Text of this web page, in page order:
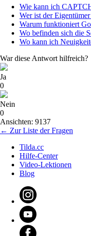
Wie kann ich
Wer ist der
Warum funktioniert
Wo befinden sich die
Wo kann ich
War diese Antwort hilfreich?
Ja
0
Nein
0
Ansichten: 9137
← Zur Liste der Fragen
Tilda.cc
Hilfe-Center
Video-Lektionen
Blog